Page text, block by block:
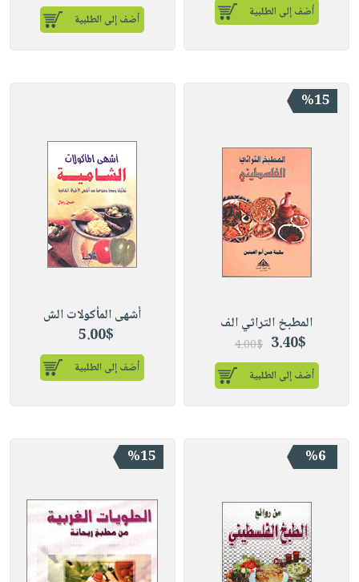
أضف إلى الطلبية أضف إلى الطلبية
%15
المطبخ التراثي الف
3.40$
4.00$
أضف إلى الطلبية
أشهى المأكولات الش
5.00$
أضف إلى الطلبية
%6
%15